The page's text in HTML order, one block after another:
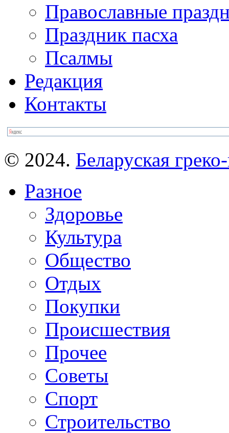
Православные
Праздник пасха
Псалмы
Редакция
Контакты
© 2024. Беларуская
Разное
Здоровье
Культура
Общество
Отдых
Покупки
Происшествия
Прочее
Советы
Спорт
Строительство